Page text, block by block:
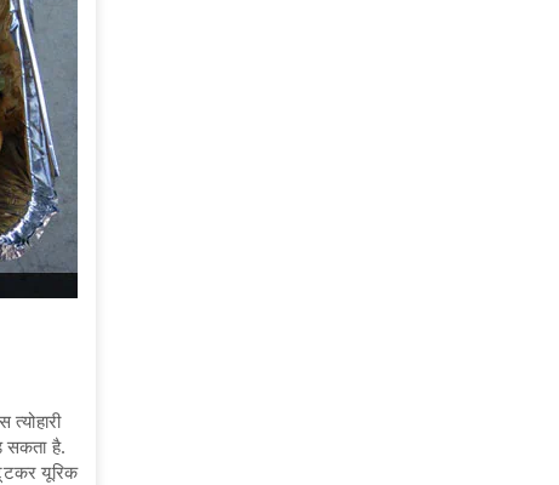
सकता है.
यूरिक